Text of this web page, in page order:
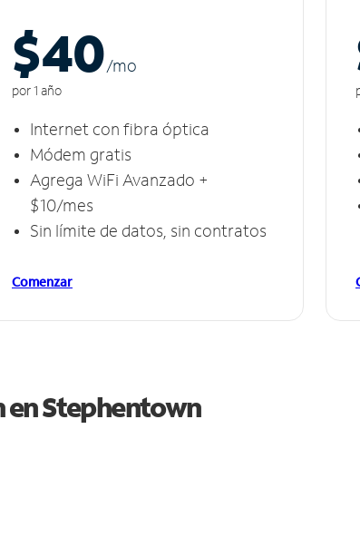
$40/mo
por 1 año
Internet con fibra óptica
Módem gratis
Agrega WiFi Avanzado +
$10/mes
Sin límite de datos, sin contratos
Comenzar
enStephentown